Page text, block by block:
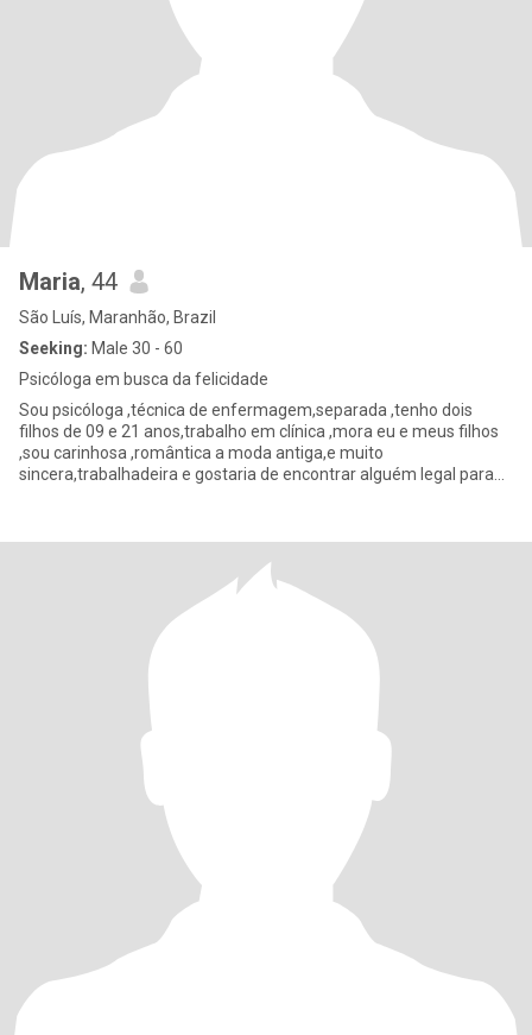
Maria, 44
São Luís, Maranhão, Brazil
Seeking: Male 30 - 60
Psicóloga em busca da felicidade
Sou psicóloga ,técnica de enfermagem,separada ,tenho dois
filhos de 09 e 21 anos,trabalho em clínica ,mora eu e meus filhos
,sou carinhosa ,romântica a moda antiga,e muito
sincera,trabalhadeira e gostaria de encontrar alguém legal para